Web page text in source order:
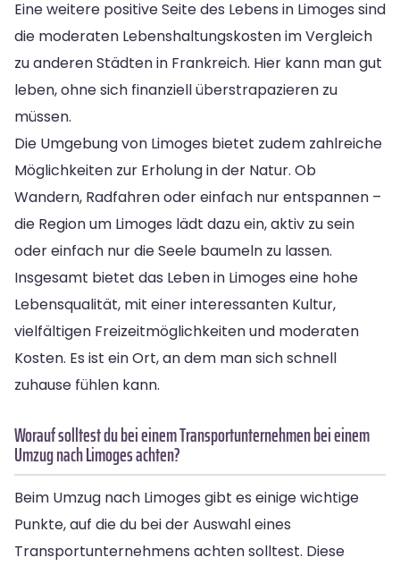
Eine weitere positive Seite des Lebens in Limoges sind
die moderaten Lebenshaltungskosten im Vergleich
zu anderen Städten in Frankreich. Hier kann man gut
leben, ohne sich finanziell überstrapazieren zu
müssen.
Die Umgebung von Limoges bietet zudem zahlreiche
Möglichkeiten zur Erholung in der Natur. Ob
Wandern, Radfahren oder einfach nur entspannen –
die Region um Limoges lädt dazu ein, aktiv zu sein
oder einfach nur die Seele baumeln zu lassen.
Insgesamt bietet das Leben in Limoges eine hohe
Lebensqualität, mit einer interessanten Kultur,
vielfältigen Freizeitmöglichkeiten und moderaten
Kosten. Es ist ein Ort, an dem man sich schnell
zuhause fühlen kann.
Worauf solltest du bei einem Transportunternehmen bei einem
Umzug nach Limoges achten?
Beim Umzug nach Limoges gibt es einige wichtige
Punkte, auf die du bei der Auswahl eines
Transportunternehmens achten solltest. Diese